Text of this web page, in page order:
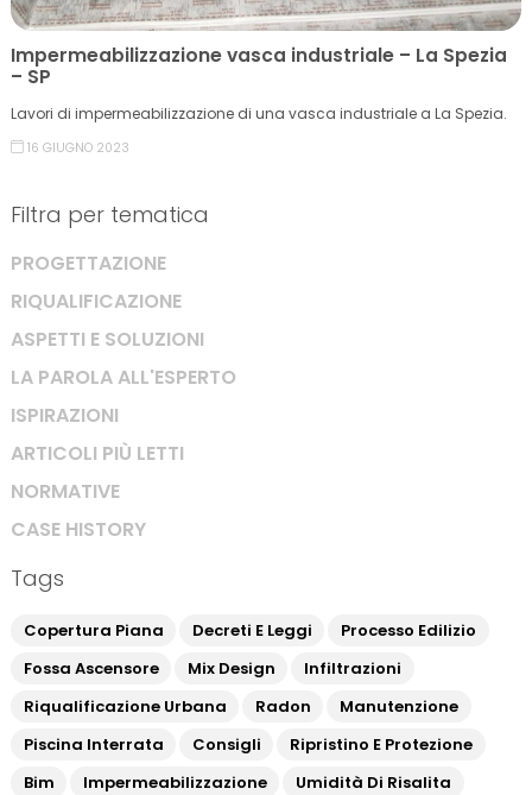
Impermeabilizzazione vasca industriale – La Spezia
– SP
Lavori di impermeabilizzazione di una vasca industriale a La Spezia.
16 GIUGNO 2023
Filtra per tematica
PROGETTAZIONE
RIQUALIFICAZIONE
ASPETTI E SOLUZIONI
LA PAROLA ALL'ESPERTO
ISPIRAZIONI
ARTICOLI PIÙ LETTI
NORMATIVE
CASE HISTORY
Tags
Copertura Piana Decreti E Leggi
Processo Edilizio
Fossa Ascensore
Mix Design
Infiltrazioni
Riqualificazione Urbana
Radon
Manutenzione
Piscina Interrata
Consigli
Ripristino E Protezione
Bim
Impermeabilizzazione
Umidità Di Risalita